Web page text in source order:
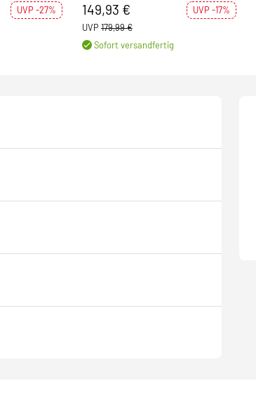
UVP -27%
230V 20W dimmbar Schwarz matt
149,93 €
UVP -17%
UVP 179,99 €
Sofort versandfertig